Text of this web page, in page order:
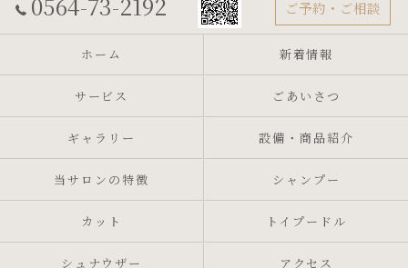
ご予約・ご相談
ホーム 新着情報
サービス ごあいさつ
ギャラリー 設備・商品紹介
当サロンの特徴 シャンプー
カット トイプードル
シュナウザー アクセス